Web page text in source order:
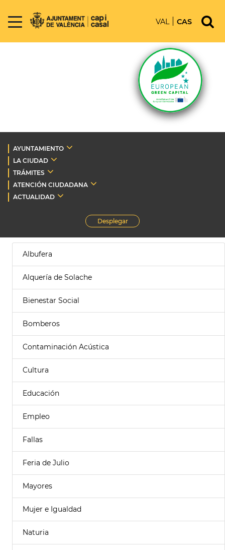
VAL CAS
AYUNTAMIENTO
LA CIUDAD
TRÁMITES
ATENCIÓN CIUDADANA
ACTUALIDAD
Desplegar
Albufera
Alquería de Solache
Bienestar Social
Bomberos
Contaminación Acústica
Cultura
Educación
Empleo
Fallas
Feria de Julio
Mayores
Mujer e Igualdad
Naturia